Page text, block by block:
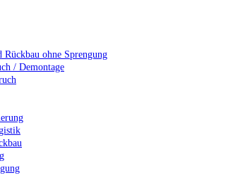
Rückbau ohne Sprengung
/ Demontage